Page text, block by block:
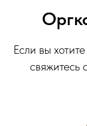
Если вы
свяжитесь